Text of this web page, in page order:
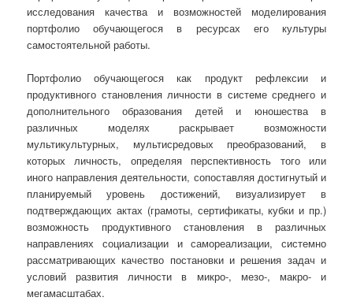
исследования качества и возможностей моделирования
портфолио обучающегося в ресурсах его культуры
самостоятельной работы.
Портфолио обучающегося как продукт рефлексии и
продуктивного становления личности в системе среднего и
дополнительного образования детей и юношества в
различных моделях раскрывает возможности
мультикультурных, мультисредовых преобразований, в
которых личность, определяя перспективность того или
иного направления деятельности, сопоставляя достигнутый и
планируемый уровень достижений, визуализирует в
подтверждающих актах (грамоты, сертификаты, кубки и пр.)
возможность продуктивного становления в различных
направлениях социализации и самореализации, системно
рассматривающих качество постановки и решения задач и
условий развития личности в микро-, мезо-, макро- и
мегамасштабах.